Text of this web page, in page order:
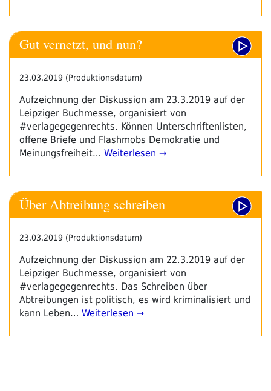
Gut vernetzt, und nun?
23.03.2019 (Produktionsdatum)
Aufzeichnung der Diskussion am 23.3.2019 auf der
Leipziger Buchmesse, organisiert von
#verlagegegenrechts. Können Unterschriftenlisten,
offene Briefe und Flashmobs Demokratie und
Meinungsfreiheit… Weiterlesen →
Über Abtreibung schreiben
23.03.2019 (Produktionsdatum)
Aufzeichnung der Diskussion am 22.3.2019 auf der
Leipziger Buchmesse, organisiert von
#verlagegegenrechts. Das Schreiben über
Abtreibungen ist politisch, es wird kriminalisiert und
kann Leben… Weiterlesen →